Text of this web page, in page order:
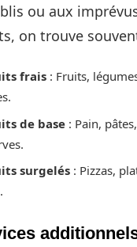
ou aux
on trouve
frais : Fruits,
de base : Pain,
surgelés : Pizzas,